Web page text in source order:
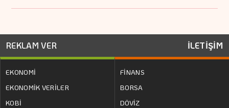
REKLAM VER İLETİŞİM
EKONOMİ
EKONOMİK VERİLER
KOBİ
FİNANS
BORSA
DÖVİZ